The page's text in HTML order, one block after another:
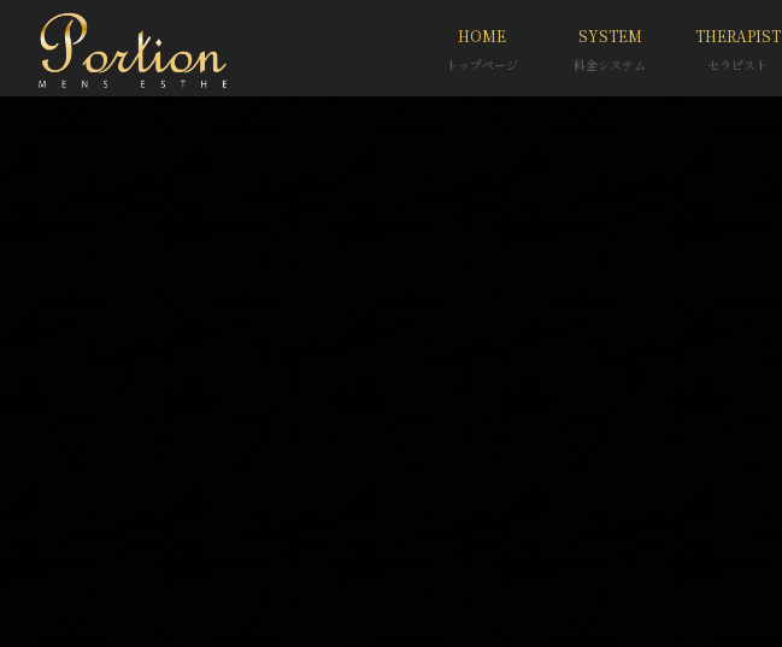
HOME
トップページ
SYSTEM
料金システム
THERAPIST
セラピスト